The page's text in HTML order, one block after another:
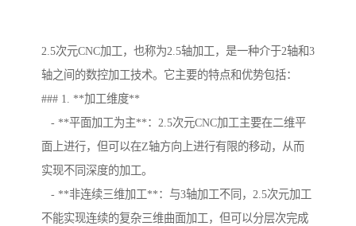
2.5次元CNC加工，也称为2.5轴加工，是一种介于2轴和3
轴之间的数控加工技术。它主要的特点和优势包括：
### 1. **加工维度**
- **平面加工为主**：2.5次元CNC加工主要在二维平
面上进行，但可以在Z轴方向上进行有限的移动，从而
实现不同深度的加工。
- **非连续三维加工**：与3轴加工不同，2.5次元加工
不能实现连续的复杂三维曲面加工，但可以分层次完成